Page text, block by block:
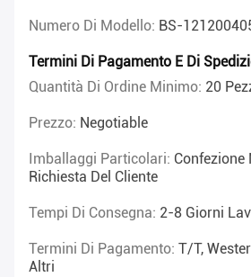
Numero Di Modello: BS-
Termini Di Pagamento E Di
Quantità Di Ordine Minimo: 20
Prezzo: Negotiable
Imballaggi Particolari: Confezione
Richiesta Del Cliente
Tempi Di Consegna: 2-8 Giorni
Termini Di Pagamento: T/T,
Altri